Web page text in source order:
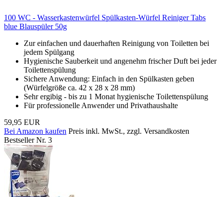
100 WC - Wasserkastenwürfel Spülkasten-Würfel Reiniger Tabs
blue Blauspüler 50g
Zur einfachen und dauerhaften Reinigung von Toiletten bei
jedem Spülgang
Hygienische Sauberkeit und angenehm frischer Duft bei jeder
Toilettenspülung
Sichere Anwendung: Einfach in den Spülkasten geben
(Würfelgröße ca. 42 x 28 x 28 mm)
Sehr ergibig - bis zu 1 Monat hygienische Toilettenspülung
Für professionelle Anwender und Privathaushalte
59,95 EUR
Bei Amazon kaufen Preis inkl. MwSt., zzgl. Versandkosten
Bestseller Nr. 3